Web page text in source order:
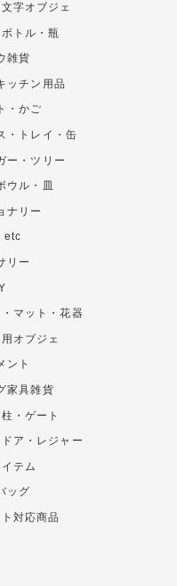
字オブジェ
トル・瓶
雑貨
ッチン用品
・かご
・トレイ・缶
ー・ツリー
ウル・皿
ナリー
etc
リー
マット・花器
オブジェ
ント
家具雑貨
・ゲート
ア・レジャー
テム
ッグ
対応商品